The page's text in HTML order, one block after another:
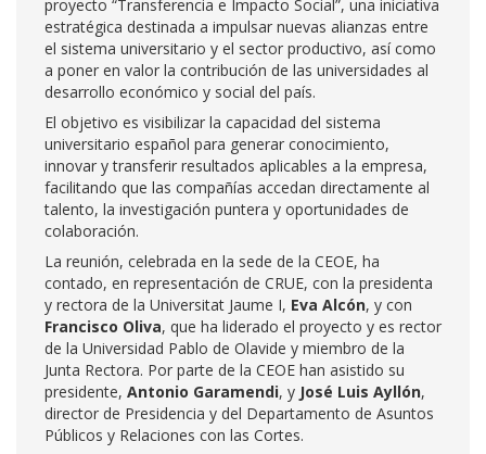
proyecto “Transferencia e Impacto Social”, una iniciativa
estratégica destinada a impulsar nuevas alianzas entre
el sistema universitario y el sector productivo, así como
a poner en valor la contribución de las universidades al
desarrollo económico y social del país.
El objetivo es visibilizar la capacidad del sistema
universitario español para generar conocimiento,
innovar y transferir resultados aplicables a la empresa,
facilitando que las compañías accedan directamente al
talento, la investigación puntera y oportunidades de
colaboración.
La reunión, celebrada en la sede de la CEOE, ha
contado, en representación de CRUE, con la presidenta
y rectora de la Universitat Jaume I, Eva Alcón, y con
Francisco Oliva, que ha liderado el proyecto y es rector
de la Universidad Pablo de Olavide y miembro de la
Junta Rectora. Por parte de la CEOE han asistido su
presidente, Antonio Garamendi, y José Luis Ayllón,
director de Presidencia y del Departamento de Asuntos
Públicos y Relaciones con las Cortes.